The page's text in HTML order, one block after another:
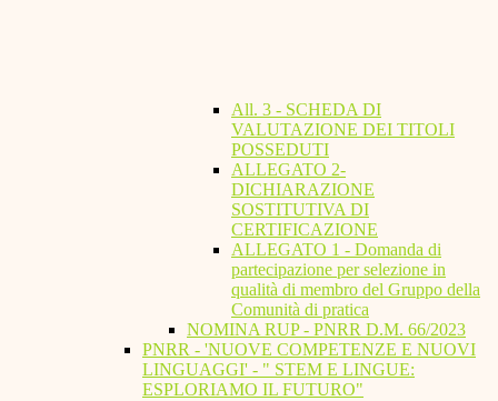
All. 3 - SCHEDA DI
VALUTAZIONE DEI TITOLI
POSSEDUTI
ALLEGATO 2-
DICHIARAZIONE
SOSTITUTIVA DI
CERTIFICAZIONE
ALLEGATO 1 - Domanda di
partecipazione per selezione in
qualità di membro del Gruppo della
Comunità di pratica
NOMINA RUP - PNRR D.M. 66/2023
PNRR - 'NUOVE COMPETENZE E NUOVI
LINGUAGGI' - " STEM E LINGUE:
ESPLORIAMO IL FUTURO"